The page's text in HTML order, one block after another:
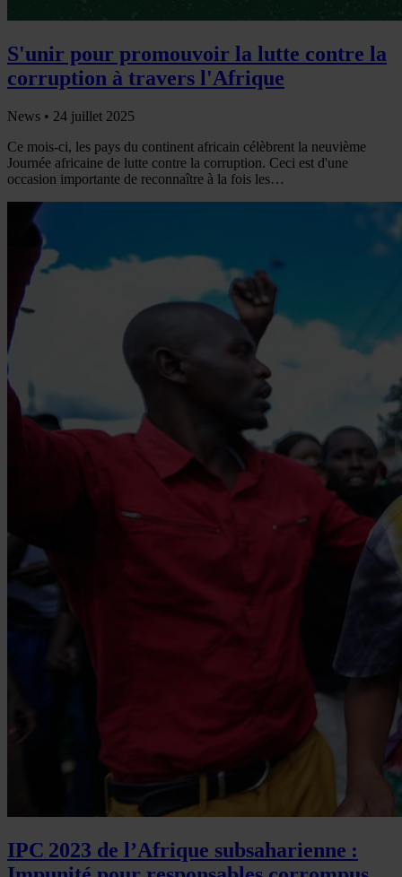
S'unir pour promouvoir la lutte contre la
corruption à travers l'Afrique
News • 24 juillet 2025
Ce mois-ci, les pays du continent africain célèbrent la neuvième
Journée africaine de lutte contre la corruption. Ceci est d'une
occasion importante de reconnaître à la fois les…
IPC 2023 de l’Afrique subsaharienne :